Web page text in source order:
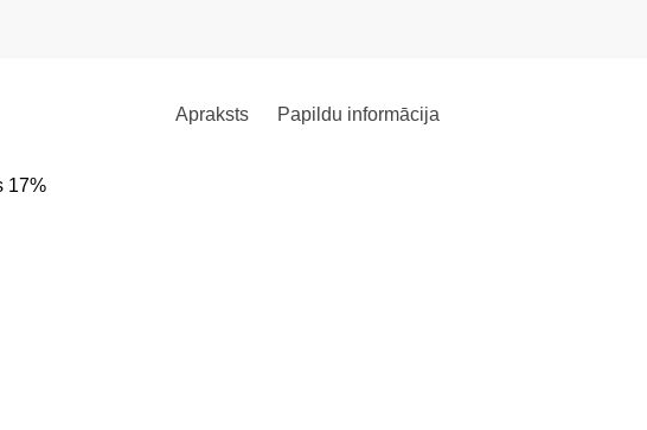
Apraksts Papildu informācija
17%